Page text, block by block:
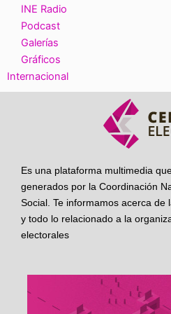
INE Radio
Podcast
Galerías
Gráficos
Internacional
Es una plataforma multimedia
generados por la Coordinación
Social. Te informamos acerca de
y todo lo relacionado a la
electorales